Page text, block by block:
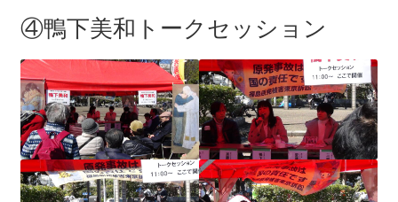
④鴨下美和トークセッション